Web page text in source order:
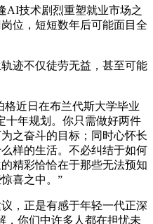
AI技术剧烈重塑就业市场之
位，短短数年后可能面目全
迹不仅徒劳无益，甚至可能
格近日在布兰代斯大学毕业
十年规划。你只需做好两件
之奋斗的目标；同时心怀长
样的生活。不必纠结于如何
精彩恰恰在于那些无法预知
喜之中。”
，正是有感于年轻一代正深
，你们中许多人都在担忧未